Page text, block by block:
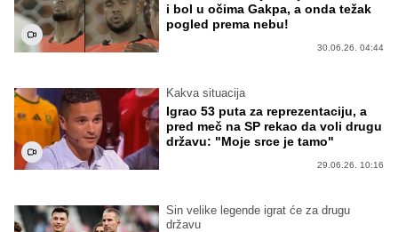
i bol u očima Gakpa, a onda težak
pogled prema nebu!
30.06.26. 04:44
Kakva situacija
Igrao 53 puta za reprezentaciju, a
pred meč na SP rekao da voli drugu
državu: "Moje srce je tamo"
29.06.26. 10:16
Sin velike legende igrat će za drugu
državu